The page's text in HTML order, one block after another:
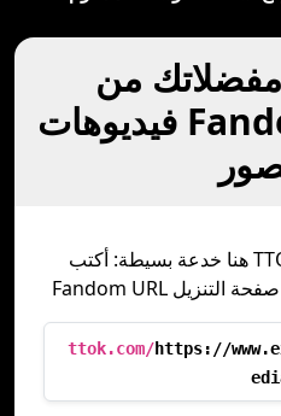
من
فيديوهات Fandom، الموسيقى
هنا خدعة بسيطة: أكتب TTOK.com مباشرة قبل أي
ttok.com/https://